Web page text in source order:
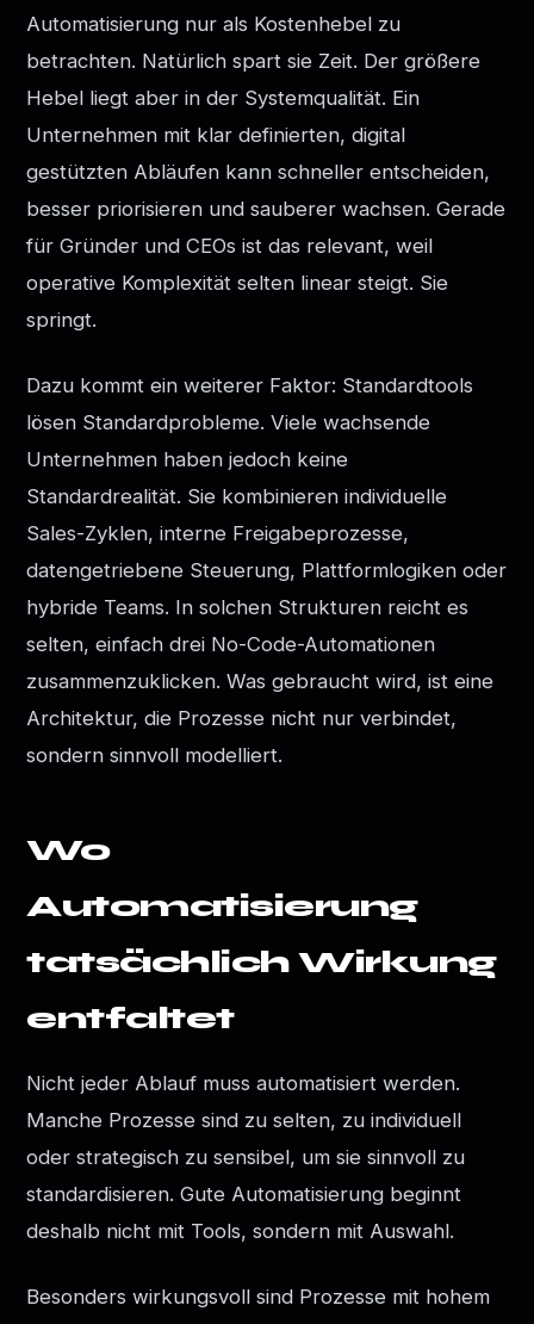
Automatisierung nur als Kostenhebel zu
betrachten. Natürlich spart sie Zeit. Der größere
Hebel liegt aber in der Systemqualität. Ein
Unternehmen mit klar definierten, digital
gestützten Abläufen kann schneller entscheiden,
besser priorisieren und sauberer wachsen. Gerade
für Gründer und CEOs ist das relevant, weil
operative Komplexität selten linear steigt. Sie
springt.
Dazu kommt ein weiterer Faktor: Standardtools
lösen Standardprobleme. Viele wachsende
Unternehmen haben jedoch keine
Standardrealität. Sie kombinieren individuelle
Sales-Zyklen, interne Freigabeprozesse,
datengetriebene Steuerung, Plattformlogiken oder
hybride Teams. In solchen Strukturen reicht es
selten, einfach drei No-Code-Automationen
zusammenzuklicken. Was gebraucht wird, ist eine
Architektur, die Prozesse nicht nur verbindet,
sondern sinnvoll modelliert.
Wo
Automatisierung
tatsächlich Wirkung
entfaltet
Nicht jeder Ablauf muss automatisiert werden.
Manche Prozesse sind zu selten, zu individuell
oder strategisch zu sensibel, um sie sinnvoll zu
standardisieren. Gute Automatisierung beginnt
deshalb nicht mit Tools, sondern mit Auswahl.
Besonders wirkungsvoll sind Prozesse mit hohem